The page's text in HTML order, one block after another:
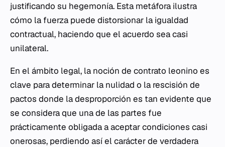
justificando su hegemonía. Esta metáfora ilustra
cómo la fuerza puede distorsionar la igualdad
contractual, haciendo que el acuerdo sea casi
unilateral.
En el ámbito legal, la noción de contrato leonino es
clave para determinar la nulidad o la rescisión de
pactos donde la desproporción es tan evidente que
se considera que una de las partes fue
prácticamente obligada a aceptar condiciones casi
onerosas, perdiendo así el carácter de verdadera